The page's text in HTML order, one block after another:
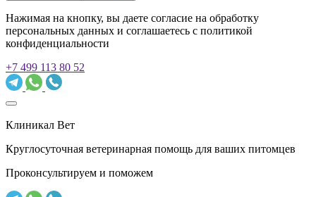
Нажимая на кнопку, вы даете согласие на обработку
персональных данных и соглашаетесь c политикой
конфиденциальности
+7 499 113 80 52
Клиникал Вет
Круглосуточная ветеринарная помощь для ваших питомцев
Проконсультируем и поможем